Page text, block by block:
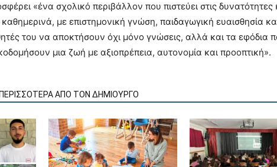
«ένα σχολικό περιβάλλον που πιστεύει στις δυνατότητες
καθημερινά, με επιστημονική γνώση, παιδαγωγική ευαισθησία
του να αποκτήσουν όχι μόνο γνώσεις, αλλά και τα εφόδια
μια ζωή με αξιοπρέπεια, αυτονομία και προοπτική».
ΠΕΡΙΣΣΟΤΕΡΑ ΑΠΟ ΤΟΝ ΔΗΜΙΟΥΡΓΟ